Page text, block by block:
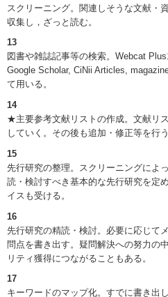
スクリーニング。関連しそうな文献・
収集し，ざっと読む。
13
図書や雑誌記事等の検索。Webcat
Google Scholar, CiNii Articles,
て用いる。
14
★主要参考文献リストの作成。文献リ
していく。その後も追加・修正等を行う
15
先行研究の整理。スクリーニングによ
読・検討すべき基本的な先行研究を定
イスも受ける。
16
先行研究の精読・検討。必要に応じて
問点を書き出す。疑問解決への努力の
リティ獲得につながることもある。
17
キーワードのマップ化。すでに書き出